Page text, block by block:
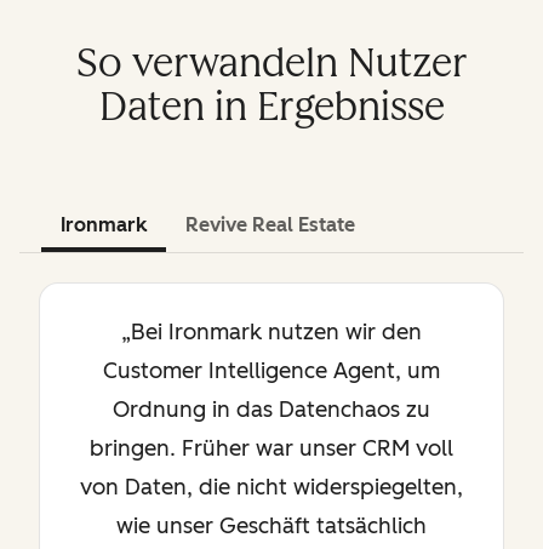
So verwandeln Nutzer
Daten in Ergebnisse
Ironmark Revive Real Estate
„Bei Ironmark nutzen wir den
Customer Intelligence Agent, um
Ordnung in das Datenchaos zu
bringen. Früher war unser CRM voll
von Daten, die nicht widerspiegelten,
wie unser Geschäft tatsächlich